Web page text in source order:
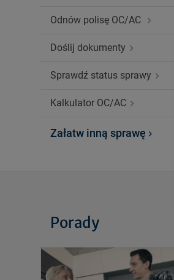
Odnów polisę OC/AC
Doślij dokumenty
Sprawdź status sprawy
Kalkulator OC/AC
Załatw inną sprawę
Porady